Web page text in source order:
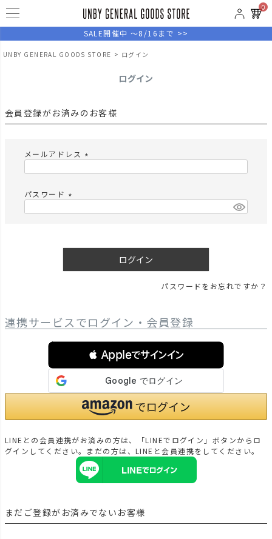
0
SALE開催中 ～8/16まで >>
UNBY GENERAL GOODS STORE ログイン
ログイン
会員登録がお済みのお客様
メールアドレス
)
パスワード
ログイン
パスワードをお忘れですか？
連携サービスでログイン・会員登録
 Appleでサインイン
LINEとの会員連携がお済みの方は、「LINEでログイン」ボタンからロ
グインしてください。まだの方は、LINEと会員連携をしてください。
まだご登録がお済みでないお客様